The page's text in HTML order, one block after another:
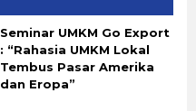
Seminar UMKM Go Export
: “Rahasia UMKM Lokal
Tembus Pasar Amerika
dan Eropa”